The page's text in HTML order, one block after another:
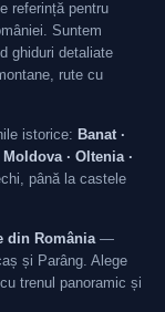
referință pentru
Suntem
ghiduri detaliate
rute cu
istorice: Banat ·
· Oltenia ·
până la castele
din România—
și Parâng. Alege
trenul panoramic și